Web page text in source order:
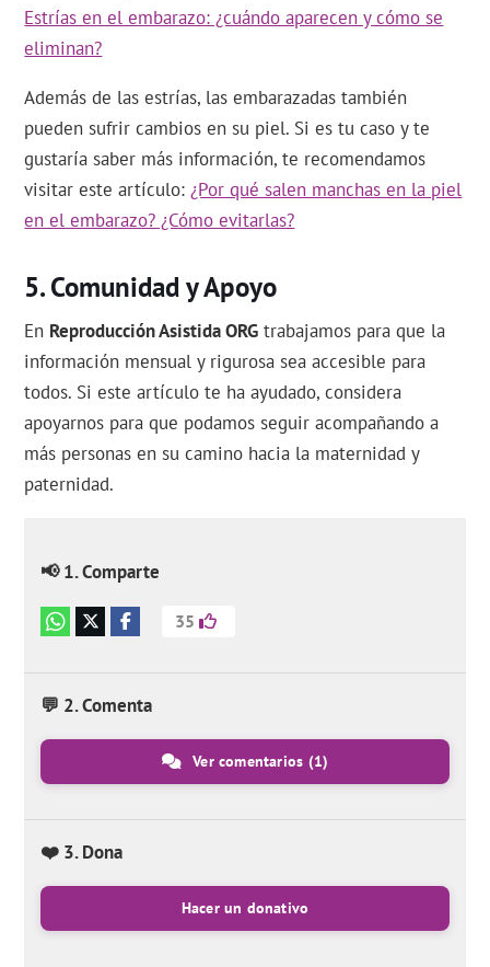
Estrías en el embarazo: ¿cuándo aparecen y cómo se
eliminan?
Además de las estrías, las embarazadas también
pueden sufrir cambios en su piel. Si es tu caso y te
gustaría saber más información, te recomendamos
visitar este artículo:¿Por qué salen manchas en la piel
en el embarazo? ¿Cómo evitarlas?
Comunidad y Apoyo
En Reproducción Asistida ORG trabajamos para que la
información mensual y rigurosa sea accesible para
todos. Si este artículo te ha ayudado, considera
apoyarnos para que podamos seguir acompañando a
más personas en su camino hacia la maternidad y
paternidad.
📢 1. Comparte
35
💬 2. Comenta
Ver comentarios (1)
❤️ 3. Dona
Hacer un donativo